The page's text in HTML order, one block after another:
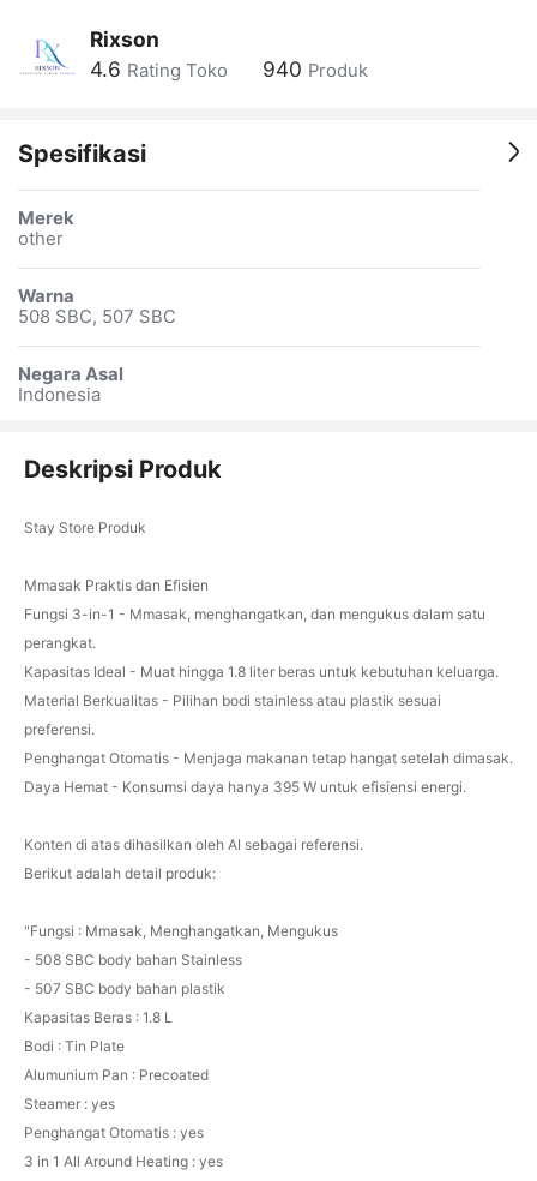
Rixson
4.6 Rating Toko 940 Produk
Spesifikasi
Merek
other
Warna
508 SBC, 507 SBC
Negara Asal
Indonesia
Deskripsi Produk
Stay Store Produk
Mmasak Praktis dan Efisien
Fungsi 3-in-1 - Mmasak, menghangatkan, dan mengukus dalam satu
perangkat.
Kapasitas Ideal - Muat hingga 1.8 liter beras untuk kebutuhan keluarga.
Material Berkualitas - Pilihan bodi stainless atau plastik sesuai
preferensi.
Penghangat Otomatis - Menjaga makanan tetap hangat setelah dimasak.
Daya Hemat - Konsumsi daya hanya 395 W untuk efisiensi energi.
Konten di atas dihasilkan oleh AI sebagai referensi.
Berikut adalah detail produk:
"Fungsi : Mmasak, Menghangatkan, Mengukus
- 508 SBC body bahan Stainless
- 507 SBC body bahan plastik
Kapasitas Beras : 1.8 L
Bodi : Tin Plate
Alumunium Pan : Precoated
Steamer : yes
Penghangat Otomatis : yes
3 in 1 All Around Heating : yes